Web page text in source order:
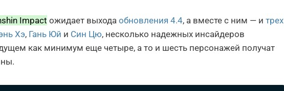
Impact ожидает выхода обновления 4.4, а вместе с ним — и трех
Хэ, Гань Юй и Син Цю, несколько надежных инсайдеров
как минимум еще четыре, а то и шесть персонажей получат